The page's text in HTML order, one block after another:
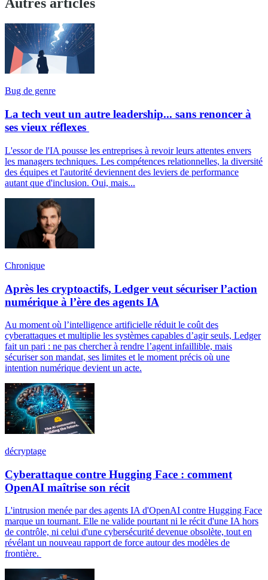
Bug de genre
La tech veut un autre leadership... sans renoncer à
ses vieux réflexes
L'essor de l'IA pousse les entreprises à revoir leurs attentes envers
les managers techniques. Les compétences relationnelles, la diversité
des équipes et l'autorité deviennent des leviers de performance
autant que d'inclusion. Oui, mais...
Chronique
Après les cryptoactifs, Ledger veut sécuriser l’action
numérique à l’ère des agents IA
Au moment où l’intelligence artificielle réduit le coût des
cyberattaques et multiplie les systèmes capables d’agir seuls, Ledger
fait un pari : ne pas chercher à rendre l’agent infaillible, mais
sécuriser son mandat, ses limites et le moment précis où une
intention numérique devient un acte.
décryptage
Cyberattaque contre Hugging Face : comment
OpenAI maîtrise son récit
L'intrusion menée par des agents IA d'OpenAI contre Hugging Face
marque un tournant. Elle ne valide pourtant ni le récit d'une IA hors
de contrôle, ni celui d'une cybersécurité devenue obsolète, tout en
révélant un nouveau rapport de force autour des modèles de
frontière.